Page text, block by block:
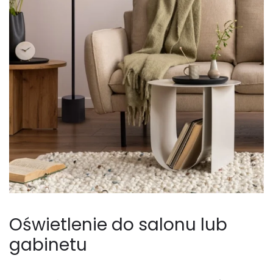
Oświetlenie do salonu lub
gabinetu